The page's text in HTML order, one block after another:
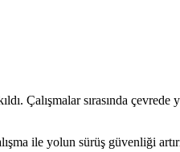
Çalışmalar sırasında çevrede
ile yolun sürüş güvenliği